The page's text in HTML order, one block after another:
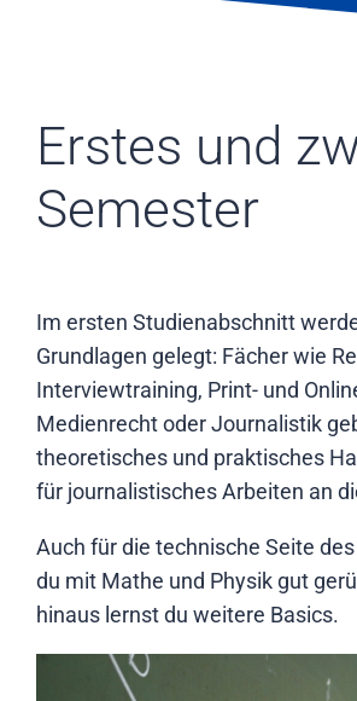
Erstes und
Semester
Im ersten Studienabschnitt
Grundlagen gelegt: Fächer wie
Interviewtraining, Print- und
Medienrecht oder Journalistik
theoretisches und praktisches
für journalistisches Arbeiten an
Auch für die technische Seite
du mit Mathe und Physik gut
hinaus lernst du weitere Basics.